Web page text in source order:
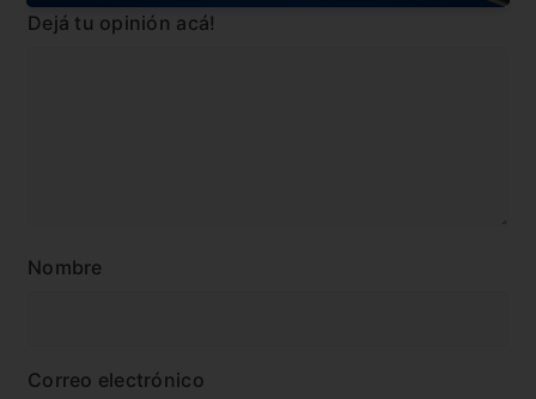
Dejá tu opinión acá!
Nombre
Correo electrónico